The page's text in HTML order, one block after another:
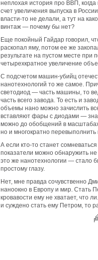
неплохая история про ВВП,
счет увеличения выпуска в
власти-то не делали, а тут на
винтаж — почему бы нет?
Еще покойный Гайдар говорил,
раскопал яму, потом ее же
результате на пустом месте при
четырехкратное увеличение
С подсчетом машин-убийц
нанотехнологий то же самое.
светодиод — часть машины, то
часть всего завода. То есть и
объемы нано можно зачислить
вставляют фары с диодами —
можно до обобщений в
но и многократно перевыполнить
А если кто-то станет
показатели можно обнаружить
это же нанотехнологии — стало
простому глазу.
Нет, мне правда сочувственно
наноокно в Европу и мир. Стать
кровавости ему не хватает, что
и суждено стать ему Петром, то